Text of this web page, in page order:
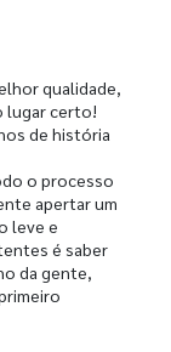
qualidade,
lugar certo!
de história
o processo
apertar um
leve e
é saber
da gente,